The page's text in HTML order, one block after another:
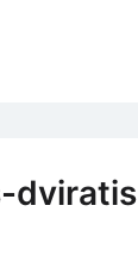
dviratis